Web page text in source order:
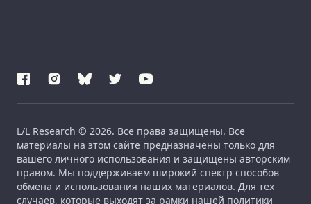
L/L Research © 2026. Все права защищены. Все
материалы на этом сайте предназначены только для
вашего личного использования и защищены авторским
правом. Мы поддерживаем широкий спектр способов
обмена и использования наших материалов. Для тех
случаев, которые выходят за рамки нашей политики